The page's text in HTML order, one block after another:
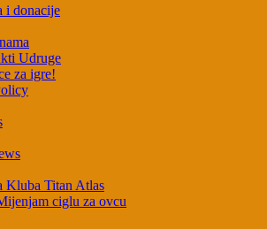
i donacije
Udruge
za igre!
Kluba Titan Atlas
ciglu za ovcu